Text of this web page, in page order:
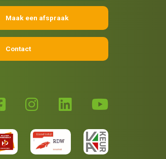
Maak een afspraak
Contact